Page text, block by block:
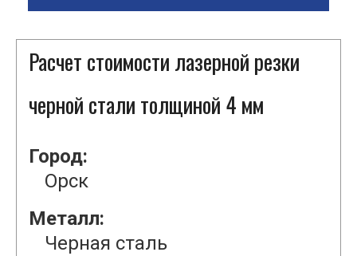
Расчет стоимости лазерной резки
черной стали толщиной 4 мм
Город:
Орск
Металл:
Черная сталь